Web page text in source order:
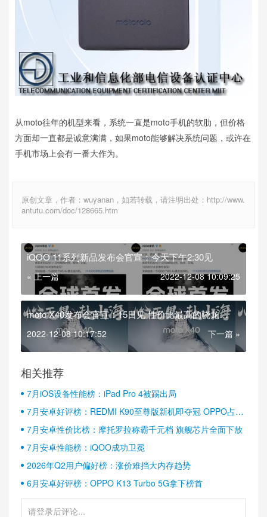
从moto往年的机型来看，系统一直是moto手机的软肋，但价格
方面却一直都是诚意满满，如果moto能够解决系统问题，或许在
手机市场上会有一番大作为。
原创文章，作者：wuyanan，如若转载，请注明出处：http://www.
antutu.com/doc/128665.htm
iQOO 11系列新品发布会官宣：今天下午2:30见
« 上一篇 2022-12-08 10:09:25
moto X40发布会官宣：15日见 性价比最高的骁龙
8Gen2旗舰？
2022-12-08 10:17:52 下一篇 »
相关推荐
7月iOS设备性能榜：iPad Pro 4被踢出局
7月安卓好评榜：REDMI K90至尊版新机即夺冠 OPPO占据
半壁江山
7月安卓性价比榜：摩托罗拉称霸千元档 旗舰芯片全面下放
7月安卓性能榜：iQOO成功卫冕
2026年Q2用户偏好榜：涨价难挡大内存趋势
6月安卓好评榜：OPPO K13 Turbo 5G拿下榜首